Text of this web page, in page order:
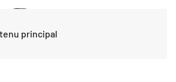
principal